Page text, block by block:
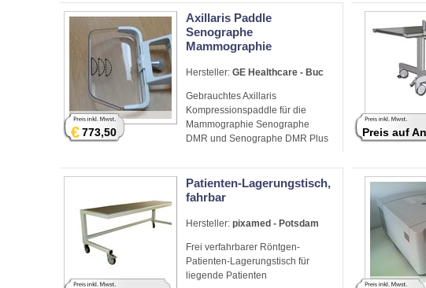
Axillaris Paddle
Senographe
Mammographie
Hersteller: GE Healthcare - Buc
Gebrauchtes Axillaris
Kompressionspaddle für die
Mammographie Senographe
DMR und Senographe DMR Plus
€773,50 Preis auf
Patienten-Lagerungstisch,
fahrbar
Hersteller: pixamed - Potsdam
Frei verfahrbarer Röntgen-
Patienten-Lagerungstisch für
liegende Patienten